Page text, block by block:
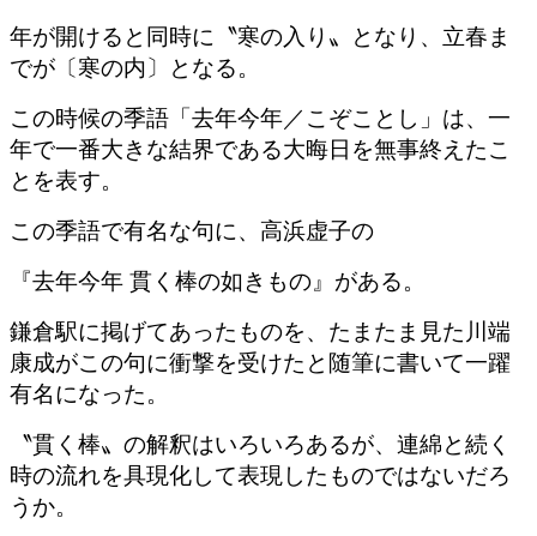
年が開けると同時に〝寒の入り〟となり、立春ま
でが〔寒の内〕となる。
この時候の季語「去年今年／こぞことし」は、一
年で一番大きな結界である大晦日を無事終えたこ
とを表す。
この季語で有名な句に、高浜虚子の
『去年今年 貫く棒の如きもの』がある。
鎌倉駅に掲げてあったものを、たまたま見た川端
康成がこの句に衝撃を受けたと随筆に書いて一躍
有名になった。
〝貫く棒〟の解釈はいろいろあるが、連綿と続く
時の流れを具現化して表現したものではないだろ
うか。